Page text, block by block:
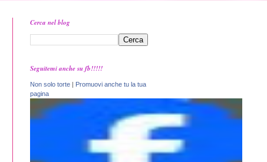
Cerca nel blog
Seguitemi anche su fb!!!!!
Non solo torte | Promuovi anche tu la tua
pagina